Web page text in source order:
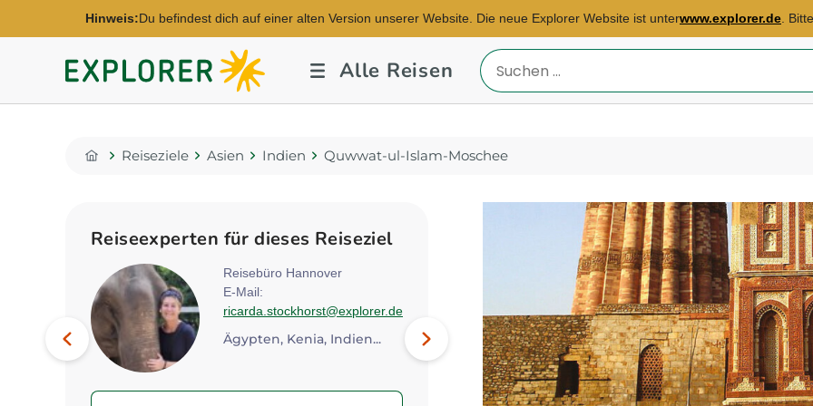
Hinweis:Du befindest dich auf einer alten Version unserer Website. Die neue Explorer Website ist unterwww.explorer.de .
Explorer
Fernreisen
Alle Reisen
Reiseland
eingeben
Home
Reiseziele Asien Indien Quwwat-ul-Islam-Moschee
Reiseexperten für dieses Reiseziel
Reisebüro Hannover
E-Mail:
ricarda.stockhorst@explorer.de
Ägypten, Kenia, Indien...
Reisebüro Mannheim
E-Mail:
Tatjana.Gorwatt@explorer.de
Ägypten, Botswana,
Simbabwe...
Nächstes
Bild